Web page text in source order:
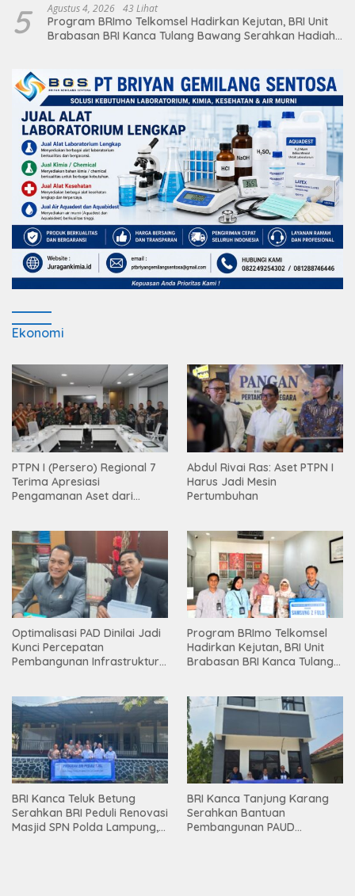
5 Agustus 4, 2026 43 Lihat
Program BRImo Telkomsel Hadirkan Kejutan, BRI Unit
Brabasan BRI Kanca Tulang Bawang Serahkan Hadiah
Ekonomi
PTPN I (Persero) Regional 7
Terima Apresiasi
Pengamanan Aset dari
Abdul Rivai Ras: Aset PTPN I
Harus Jadi Mesin
Pertumbuhan
Optimalisasi PAD Dinilai Jadi
Kunci Percepatan
Pembangunan Infrastruktur
Program BRImo Telkomsel
Hadirkan Kejutan, BRI Unit
Brabasan BRI Kanca Tulang
Mesuji
BRI Kanca Teluk Betung
Serahkan BRI Peduli Renovasi
Masjid SPN Polda Lampung,
BRI Kanca Tanjung Karang
Serahkan Bantuan
Pembangunan PAUD